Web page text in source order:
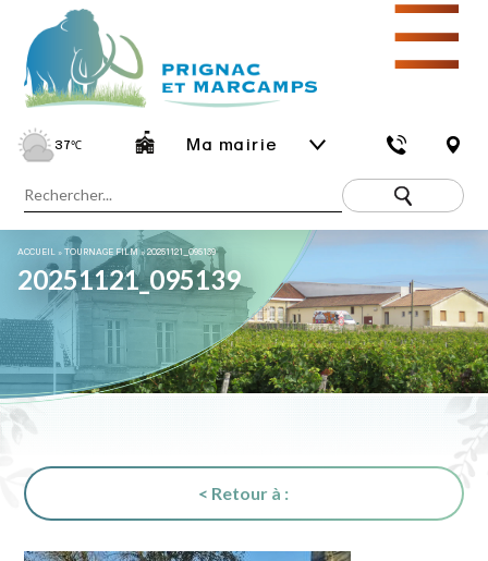
37℃ Ma mairie
☰
ACCUEIL »TOURNAGE FILM»20251121_095139
20251121_095139
< Retour à :